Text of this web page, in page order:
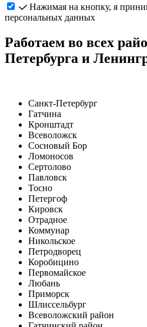
Нажимая на кнопку, я
персональных данных
Работаем во всех
Петербурга и
Санкт-Петербург
Гатчина
Кронштадт
Всеволожск
Сосновый Бор
Ломоносов
Сертолово
Павловск
Тосно
Петергоф
Кировск
Отрадное
Коммунар
Никольское
Петродворец
Коробицино
Первомайское
Любань
Приморск
Шлиссельбург
Всеволожский район